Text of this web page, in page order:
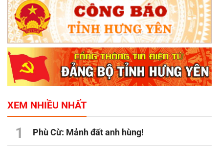
XEM NHIỀU NHẤT
1 Phù Cừ: Mảnh đất anh hùng!